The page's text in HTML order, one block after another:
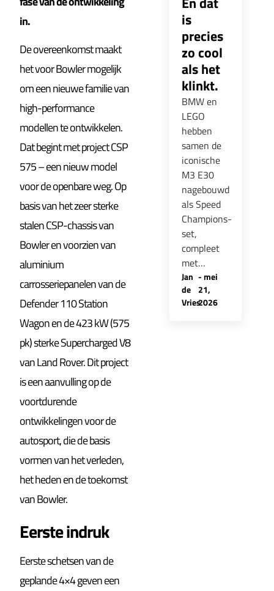
in.
De overeenkomst maakt
het voor Bowler mogelijk
om een nieuwe familie van
high-performance
modellen te ontwikkelen.
Dat begint met project CSP
575 – een nieuw model
voor de openbare weg. Op
basis van het zeer sterke
stalen CSP-chassis van
Bowler en voorzien van
aluminium
carrosseriepanelen van de
Defender 110 Station
Wagon en de 423 kW (575
pk) sterke Supercharged V8
van Land Rover. Dit project
is een aanvulling op de
voortdurende
ontwikkelingen voor de
autosport, die de basis
vormen van het verleden,
het heden en de toekomst
van Bowler.
Eerste indruk
Eerste schetsen van de
geplande 4×4 geven een
is
precies
zo cool
als het
klinkt.
BMW en
LEGO
hebben
samen de
iconische
M3 E30
nagebouwd
als Speed
Champions-
set,
compleet
met…
Jan
de
Vries
-mei
21,
2026